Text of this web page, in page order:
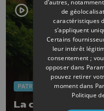
PATRIMOINE
La chapelle-
d’autres,
de
caractéristiques
s’appliquent
Certains
leur intérêt
consentement ;
opposer dans
pouvez retirer
moment dans
Politique